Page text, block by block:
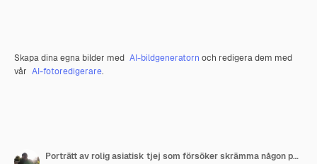
Skapa dina egna bilder med AI-bildgeneratorn och redigera dem med
vår AI-fotoredigerare.
Porträtt av rolig asiatisk tjej som försöker skrämma någon på halloween, bär blå peruk och håller en rosa ballong med läskigt ansikte.